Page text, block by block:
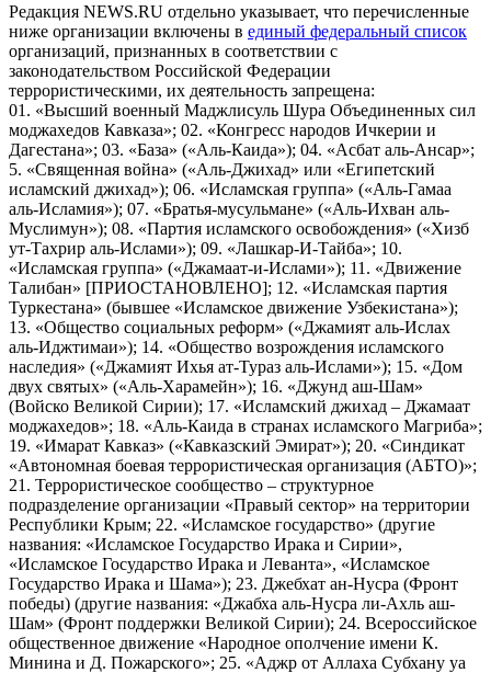
Редакция NEWS.RU отдельно указывает, что перечисленные
ниже организации включены в единый федеральный список
организаций, признанных в соответствии с
законодательством Российской Федерации
террористическими, их деятельность запрещена:
01. «Высший военный Маджлисуль Шура Объединенных сил
моджахедов Кавказа»; 02. «Конгресс народов Ичкерии и
Дагестана»; 03. «База» («Аль-Каида»); 04. «Асбат аль-Ансар»;
5. «Священная война» («Аль-Джихад» или «Египетский
исламский джихад»); 06. «Исламская группа» («Аль-Гамаа
аль-Исламия»); 07. «Братья-мусульмане» («Аль-Ихван аль-
Муслимун»); 08. «Партия исламского освобождения» («Хизб
ут-Тахрир аль-Ислами»); 09. «Лашкар-И-Тайба»; 10.
«Исламская группа» («Джамаат-и-Ислами»); 11. «Движение
Талибан» [ПРИОСТАНОВЛЕНО]; 12. «Исламская партия
Туркестана» (бывшее «Исламское движение Узбекистана»);
13. «Общество социальных реформ» («Джамият аль-Ислах
аль-Иджтимаи»); 14. «Общество возрождения исламского
наследия» («Джамият Ихья ат-Тураз аль-Ислами»); 15. «Дом
двух святых» («Аль-Харамейн»); 16. «Джунд аш-Шам»
(Войско Великой Сирии); 17. «Исламский джихад – Джамаат
моджахедов»; 18. «Аль-Каида в странах исламского Магриба»;
19. «Имарат Кавказ» («Кавказский Эмират»); 20. «Синдикат
«Автономная боевая террористическая организация (АБТО)»;
21. Террористическое сообщество – структурное
подразделение организации «Правый сектор» на территории
Республики Крым; 22. «Исламское государство» (другие
названия: «Исламское Государство Ирака и Сирии»,
«Исламское Государство Ирака и Леванта», «Исламское
Государство Ирака и Шама»); 23. Джебхат ан-Нусра (Фронт
победы) (другие названия: «Джабха аль-Нусра ли-Ахль аш-
Шам» (Фронт поддержки Великой Сирии); 24. Всероссийское
общественное движение «Народное ополчение имени К.
Минина и Д. Пожарского»; 25. «Аджр от Аллаха Субхану уа